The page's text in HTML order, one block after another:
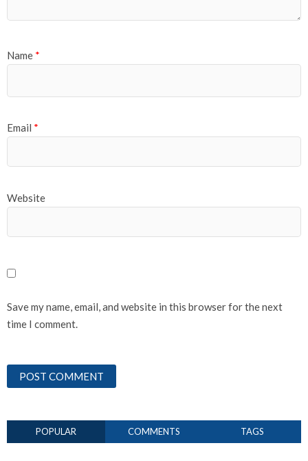
Name *
Email *
Website
Save my name, email, and website in this browser for the next
time I comment.
POPULAR COMMENTS TAGS